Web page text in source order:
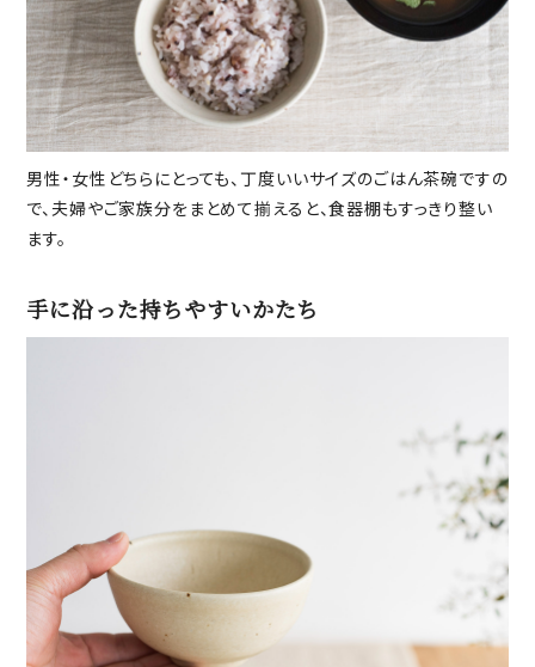
男性・女性どちらにとっても、丁度いいサイズのごはん茶碗ですの
で、夫婦やご家族分をまとめて揃えると、食器棚もすっきり整い
ます。
手に沿った持ちやすいかたち